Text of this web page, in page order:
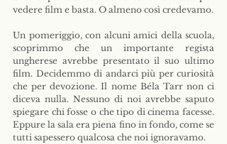
vedere film e basta. O almeno così credevamo.
Un pomeriggio, con alcuni amici della scuola,
scoprimmo che un importante regista
ungherese avrebbe presentato il suo ultimo
film. Decidemmo di andarci più per curiosità
che per devozione. Il nome Béla Tarr non ci
diceva nulla. Nessuno di noi avrebbe saputo
spiegare chi fosse o che tipo di cinema facesse.
Eppure la sala era piena fino in fondo, come se
tutti sapessero qualcosa che noi ignoravamo.